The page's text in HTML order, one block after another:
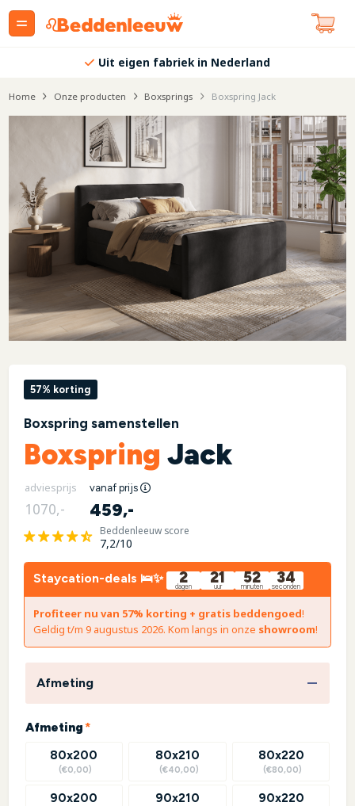
Uit eigen fabriek in Nederland
Home Onze producten Boxsprings Boxspring Jack
57% korting
Boxspring samenstellen
Boxspring Jack
adviesprijs vanaf prijs
1070,- 459,-
Beddenleeuw score
7,2/10
Staycation-deals 🛌✨ 2
dagen 21
uur 52
minuten 33
seconden
Profiteer nu van 57% korting + gratis beddengoed!
Geldig t/m 9 augustus 2026. Kom langs in onze showroom!
Afmeting
Afmeting*(required)
80x200
(€0,00)
90x200
80x210
(€40,00)
90x210
80x220
(€80,00)
90x220